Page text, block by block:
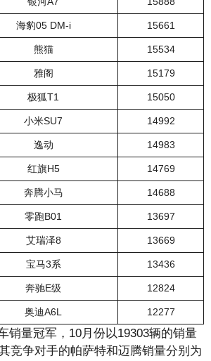
海豹05 DM-i 15661
熊猫 15534
雅阁 15179
极狐T1 15050
小米SU7 14992
逸动 14983
红旗H5 14769
奔腾小马 14688
零跑B01 13697
艾瑞泽8 13669
宝马3系 13436
奔驰E级 12824
奥迪A6L 12277
销量冠军，10月份以19303辆的销量
竞争对手的帕萨特和迈腾销量分别为